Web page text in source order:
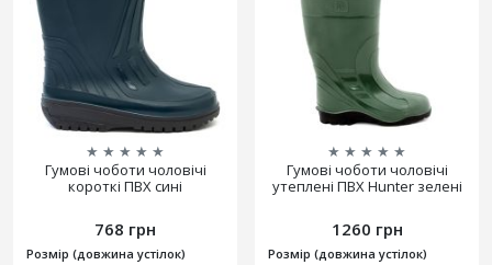
★ ★ ★ ★ ★
Гумові чоботи чоловічі
короткі ПВХ сині
768 грн
Розмір (довжина устілок)
★ ★ ★ ★ ★
Гумові чоботи чоловічі
утеплені ПВХ Hunter зелені
1260 грн
Розмір (довжина устілок)